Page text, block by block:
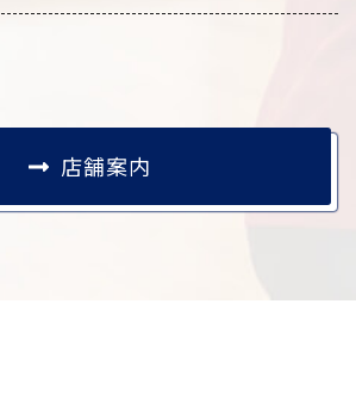
店舗案内